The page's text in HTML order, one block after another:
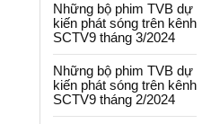
Những bộ phim TVB dự
kiến phát sóng trên kênh
SCTV9 tháng 3/2024
Những bộ phim TVB dự
kiến phát sóng trên kênh
SCTV9 tháng 2/2024